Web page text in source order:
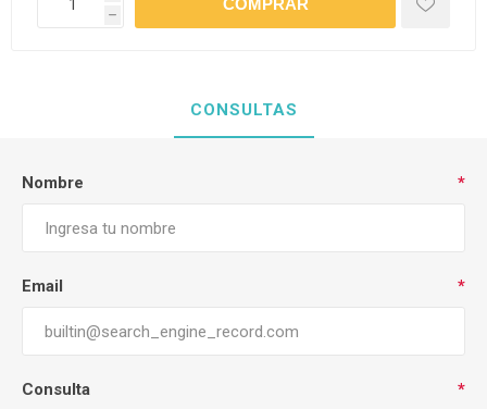
h
CONSULTAS
Nombre *
Email *
Consulta *